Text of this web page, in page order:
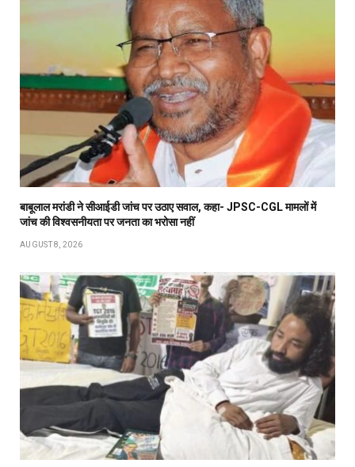
बाबूलाल मरांडी ने सीआईडी जांच पर उठाए सवाल, कहा- JPSC-CGL मामलों में
जांच की विश्वसनीयता पर जनता का भरोसा नहीं
AUGUST 8, 2026